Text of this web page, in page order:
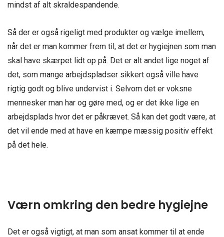
mindst af alt skraldespandende.
Så der er også rigeligt med produkter og vælge imellem,
når det er man kommer frem til, at det er hygiejnen som man
skal have skærpet lidt op på. Det er alt andet lige noget af
det, som mange arbejdspladser sikkert også ville have
rigtig godt og blive undervist i. Selvom det er voksne
mennesker man har og gøre med, og er det ikke lige en
arbejdsplads hvor det er påkrævet. Så kan det godt være, at
det vil ende med at have en kæmpe mæssig positiv effekt
på det hele.
Værn omkring den bedre hygiejne
Det er også vigtigt, at man som ansat kommer til at ende